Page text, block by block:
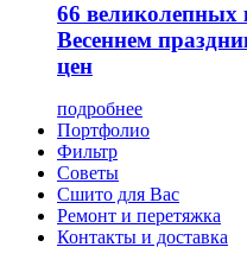
66 великолепных
Весеннем
цен
подробнее
Портфолио
Фильтр
Советы
Сшито для Вас
Ремонт и перетяжка
Контакты и доставка